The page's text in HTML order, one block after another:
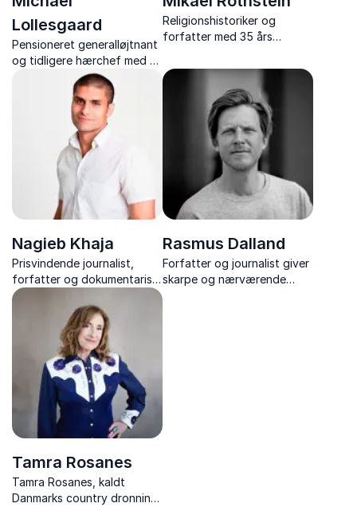
Lollesgaard
Pensioneret generalløjtnant
og tidligere hærchef med en
karriere fyldt med
lederskab, strategi og
international militær
Religionshistoriker og
forfatter med 35 års
mangfoldighed formidler
religion, ritualer og
menneskets udvikling.
Nagieb Khaja
Prisvindende journalist,
forfatter og dokumentarist
giver ærlige, stærke og
dybdegående foredrag om
Syrien, Afghanistan og
radikalisering.
Rasmus Dalland
Forfatter og journalist giver
skarpe og nærværende
Tamra Rosanes
Tamra Rosanes, kaldt
Danmarks country dronning,